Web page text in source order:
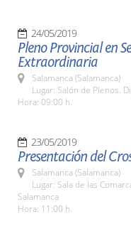
24/05/2019
Pleno Provincial en
Extraordinaria
Salamanca (Salamanca)
Lugar: Salón de Plenos.
Hora: 09:00 h.
23/05/2019
Presentación del
Salamanca (Salamanca)
Lugar: Sala de las
Salamanca
Hora: 11:00 h.